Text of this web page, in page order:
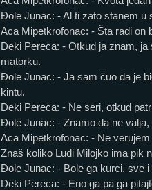
Đole Junac: - Al ti zato stanem u
Aca Mipetkrofonac: - Šta radi on
Deki Pereca: - Otkud ja znam, ja
matorku.
Đole Junac: - Ja sam čuo da je
kintu.
Deki Pereca: - Ne seri, otkud
Đole Junac: - Znamo da ne valja,
Aca Mipetkrofonac: - Ne
Znaš koliko Ludi Milojko ima pik
Đole Junac: - Bole ga kurci, sve
Deki Pereca: - Eno ga pa ga